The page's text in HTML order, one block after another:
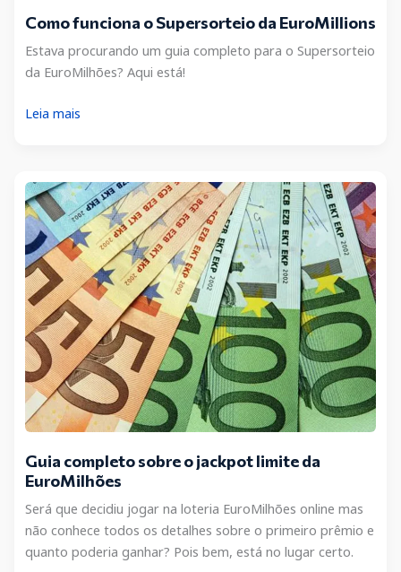
Como funciona o Supersorteio da EuroMillions
Estava procurando um guia completo para o Supersorteio
da EuroMilhões? Aqui está!
Como
da
EuroMillions
Leia mais
Guia completo sobre o jackpot limite da
EuroMilhões
Será que decidiu jogar na loteria EuroMilhões online mas
não conhece todos os detalhes sobre o primeiro prêmio e
quanto poderia ganhar? Pois bem, está no lugar certo.